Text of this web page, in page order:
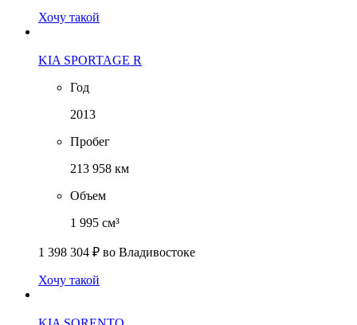
Хочу такой
KIA SPORTAGE R
Год
2013
Пробег
213 958 км
Объем
1 995 см³
1 398 304 ₽ во Владивостоке
Хочу такой